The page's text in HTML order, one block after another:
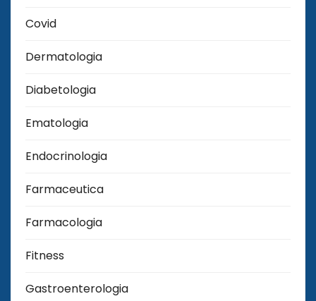
Covid
Dermatologia
Diabetologia
Ematologia
Endocrinologia
Farmaceutica
Farmacologia
Fitness
Gastroenterologia